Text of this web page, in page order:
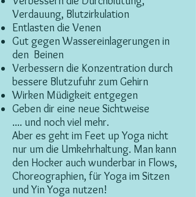
Verdauung, Blutzirkulation
Entlasten die Venen
Gut gegen Wassereinlagerungen in
den Beinen
Verbessern die Konzentration durch
bessere Blutzufuhr zum Gehirn
Wirken Müdigkeit entgegen
Geben dir eine neue Sichtweise
.... und noch viel mehr.
Aber es geht im Feet up Yoga nicht
nur um die Umkehrhaltung. Man kann
den Hocker auch wunderbar in Flows,
Choreographien, für Yoga im Sitzen
und Yin Yoga nutzen!